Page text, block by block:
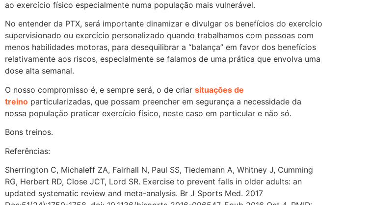
ao exercício físico especialmente numa população mais vulnerável.
No entender da PTX, será importante dinamizar e divulgar os benefícios do exercício
supervisionado ou exercício personalizado quando trabalhamos com pessoas com
menos habilidades motoras, para desequilibrar a “balança” em favor dos benefícios
relativamente aos riscos, especialmente se falamos de uma prática que envolva uma
dose alta semanal.
O nosso compromisso é, e sempre será, o de criar situações de
treino particularizadas, que possam preencher em segurança a necessidade da
nossa população praticar exercício físico, neste caso em particular e não só.
Bons treinos.
Referências:
Sherrington C, Michaleff ZA, Fairhall N, Paul SS, Tiedemann A, Whitney J, Cumming
RG, Herbert RD, Close JCT, Lord SR. Exercise to prevent falls in older adults: an
updated systematic review and meta-analysis. Br J Sports Med. 2017